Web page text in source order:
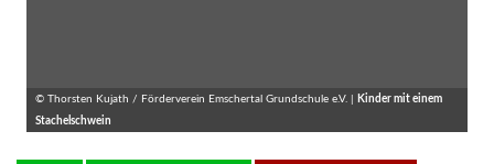
© Thorsten Kujath / Förderverein Emschertal Grundschule e.V. |
Kinder mit einem
Stachelschwein